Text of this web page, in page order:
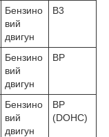
Бензино
вий
двигун
B3
Бензино
вий
двигун
BP
Бензино
вий
двигун
BP
(DOHC)